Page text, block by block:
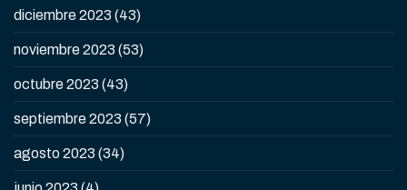
diciembre 2023 (43)
noviembre 2023 (53)
octubre 2023 (43)
septiembre 2023 (57)
agosto 2023 (34)